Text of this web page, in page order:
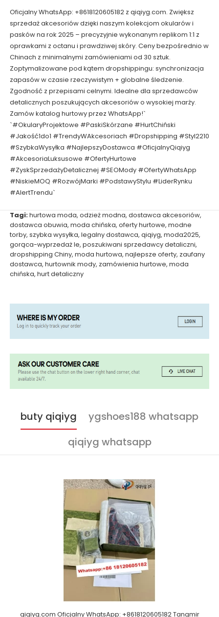
Oficjalny WhatsApp: +8618120605182 z qiqiyg.com. Zwiększ
sprzedaż akcesoriów dzięki naszym kolekcjom okularów i
pasków na rok 2025 – precyzyjnie wykonanym replikom 1:1 z
oprawkami z octanu i prawdziwej skóry. Ceny bezpośrednio w
Chinach z minimalnymi zamówieniami od 30 sztuk.
Zoptymalizowane pod kątem dropshippingu: synchronizacja
zapasów w czasie rzeczywistym + globalne śledzenie.
Zgodność z przepisami celnymi. Idealne dla sprzedawców
detalicznych poszukujących akcesoriów o wysokiej marży.
Zamów katalog hurtowy przez WhatsApp!`
`#OkularyProjektowe #PaskiSkórzane #HurtChiński
#Jakość1do1 #TrendyWAkcesoriach #Dropshipping #Styl2210
#SzybkaWysyłka #NajlepszyDostawca #OficjalnyQiqiyg
#AkcesoriaLuksusowe #OfertyHurtowe
#ZyskSprzedażyDetalicznej #SEOMody #OfertyWhatsApp
#NiskieMOQ #RozwójMarki #PodstawyStylu #LiderRynku
#AlertTrendu`
Tagi:hurtowa moda, odzież modna, dostawca akcesoriów,
dostawca obuwia, moda chińska, oferty hurtowe, modne
torby, szybka wysyłka, legalny dostawca, qiqiyg, moda2025,
gorąca-wyprzedaż le, poszukiwani sprzedawcy detaliczni,
dropshipping Chiny, moda hurtowa, najlepsze oferty, zaufany
dostawca, hurtownik mody, zamówienia hurtowe, moda
chińska, hurt detaliczny
buty qiqiyg
ygshoes188 whatsapp
qiqiyg whatsapp
qiqiyg.com Oficjalny WhatsApp: +8618120605182 Tangmir